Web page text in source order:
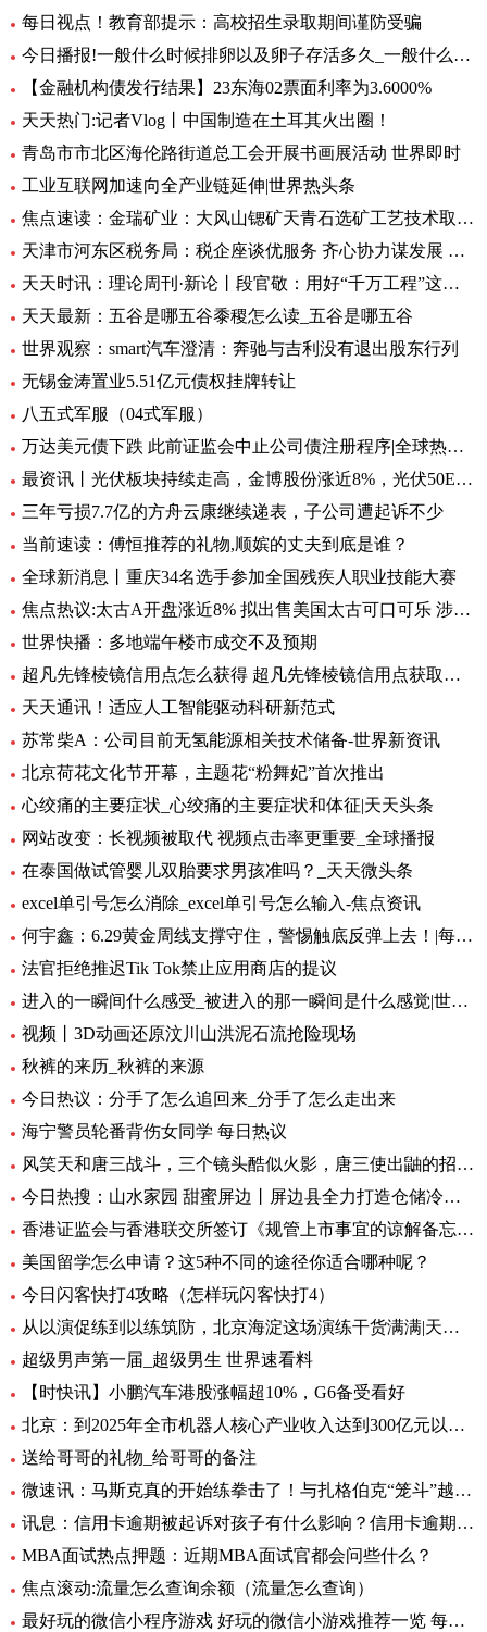
每日视点！教育部提示：高校招生录取期间谨防受骗
今日播报!一般什么时候排卵以及卵子存活多久_一般什么时候排卵
【金融机构债发行结果】23东海02票面利率为3.6000%
天天热门:记者Vlog丨中国制造在土耳其火出圈！
青岛市市北区海伦路街道总工会开展书画展活动 世界即时
工业互联网加速向全产业链延伸|世界热头条
焦点速读：金瑞矿业：大风山锶矿天青石选矿工艺技术取得重大进展
天津市河东区税务局：税企座谈优服务 齐心协力谋发展 全球微头条
天天时讯：理论周刊·新论丨段官敬：用好“千万工程”这个乡村振兴“金钥匙”
天天最新：五谷是哪五谷黍稷怎么读_五谷是哪五谷
世界观察：smart汽车澄清：奔驰与吉利没有退出股东行列
无锡金涛置业5.51亿元债权挂牌转让
八五式军服（04式军服）
万达美元债下跌 此前证监会中止公司债注册程序|全球热资讯
最资讯丨光伏板块持续走高，金博股份涨近8%，光伏50ETF（516880）6月8日来累计反弹近10%丨ETF观察
三年亏损7.7亿的方舟云康继续递表，子公司遭起诉不少
当前速读：傅恒推荐的礼物,顺嫔的丈夫到底是谁？
全球新消息丨重庆34名选手参加全国残疾人职业技能大赛
焦点热议:太古A开盘涨近8% 拟出售美国太古可口可乐 涉资304亿港元
世界快播：多地端午楼市成交不及预期
超凡先锋棱镜信用点怎么获得 超凡先锋棱镜信用点获取方式一览 全球快资讯
天天通讯！适应人工智能驱动科研新范式
苏常柴A：公司目前无氢能源相关技术储备-世界新资讯
北京荷花文化节开幕，主题花“粉舞妃”首次推出
心绞痛的主要症状_心绞痛的主要症状和体征|天天头条
网站改变：长视频被取代 视频点击率更重要_全球播报
在泰国做试管婴儿双胎要求男孩准吗？_天天微头条
excel单引号怎么消除_excel单引号怎么输入-焦点资讯
何宇鑫：6.29黄金周线支撑守住，警惕触底反弹上去！|每日短讯
法官拒绝推迟Tik Tok禁止应用商店的提议
进入的一瞬间什么感受_被进入的那一瞬间是什么感觉|世界快播报
视频丨3D动画还原汶川山洪泥石流抢险现场
秋裤的来历_秋裤的来源
今日热议：分手了怎么追回来_分手了怎么走出来
海宁警员轮番背伤女同学 每日热议
风笑天和唐三战斗，三个镜头酷似火影，唐三使出鼬的招牌动作 速看料
今日热搜：山水家园 甜蜜屏边丨屏边县全力打造仓储冷链保障“云品”出滇
香港证监会与香港联交所签订《规管上市事宜的谅解备忘录》第二份补充文件 天天日报
美国留学怎么申请？这5种不同的途径你适合哪种呢？
今日闪客快打4攻略（怎样玩闪客快打4）
从以演促练到以练筑防，北京海淀这场演练干货满满|天天实时
超级男声第一届_超级男生 世界速看料
【时快讯】小鹏汽车港股涨幅超10%，G6备受看好
北京：到2025年全市机器人核心产业收入达到300亿元以上-全球新消息
送给哥哥的礼物_给哥哥的备注
微速讯：马斯克真的开始练拳击了！与扎格伯克“笼斗”越来越真
讯息：信用卡逾期被起诉对孩子有什么影响？信用卡逾期后被起诉会坐牢吗？|当前关注
MBA面试热点押题：近期MBA面试官都会问些什么？
焦点滚动:流量怎么查询余额（流量怎么查询）
最好玩的微信小程序游戏 好玩的微信小游戏推荐一览 每日观点